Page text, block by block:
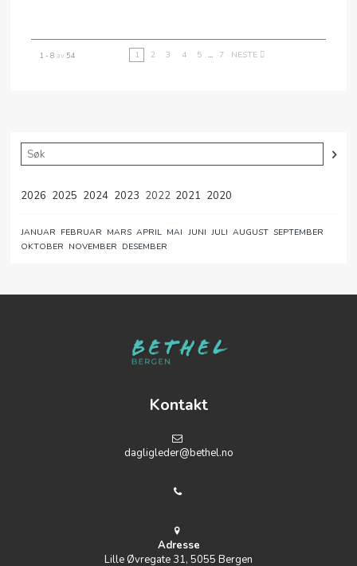
1 - 8av 54 1 2 3 4 5 ... 7 NESTE
2026 2025 2024 2023 2022 2021 2020
JANUAR FEBRUAR MARS APRIL MAI JUNI JULI AUGUST SEPTEMBER
OKTOBER NOVEMBER DESEMBER
Kontakt
dagligleder@bethel.no
Adresse
Lille Øvregate 31, 5055 Bergen